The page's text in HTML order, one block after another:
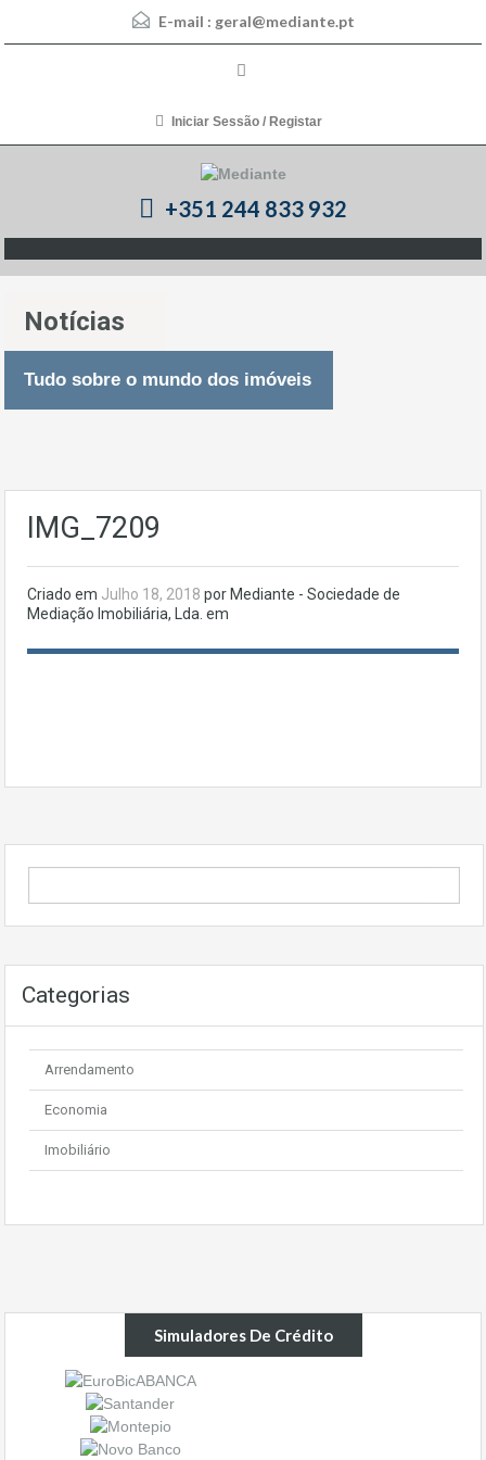
E-mail : geral@mediante.pt
Iniciar Sessão / Registar
+351 244 833 932
Notícias
Tudo sobre o mundo dos imóveis
IMG_7209
Criado em Julho 18, 2018 por Mediante - Sociedade de
Mediação Imobiliária, Lda. em
Categorias
Arrendamento
Economia
Imobiliário
Simuladores De Crédito